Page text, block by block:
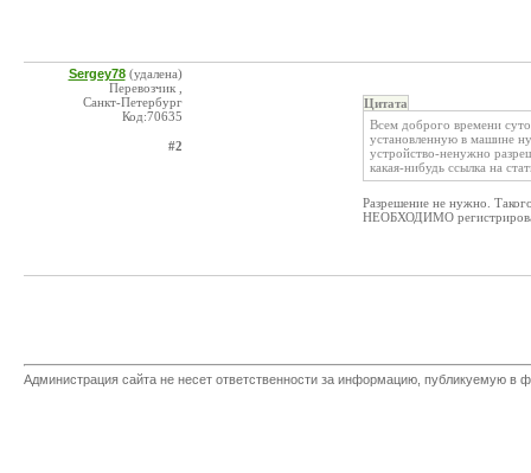
Sergey78 (удалена)
Перевозчик ,
Санкт-Петербург
Код:70635
#2
Цитата
Всем доброго времени
установленную в машине
устройство-ненужно
какая-нибудь ссылка на
Разрешение не нужно.
НЕОБХОДИМО
Администрация сайта не несет ответственности за информацию, публикуемую